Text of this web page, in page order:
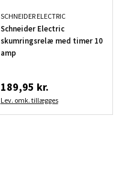
SCHNEIDER ELECTRIC
Schneider Electric
skumringsrelæ med timer 10
amp
189,95 kr.
Lev. omk. tillægges